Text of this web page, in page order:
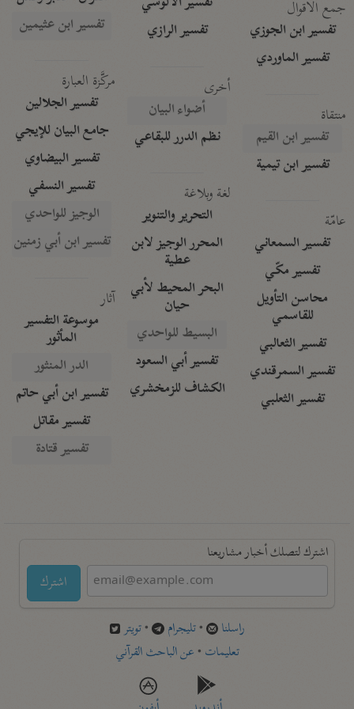
جمع الأقوال
تفسير ابن الجوزي
تفسير الماوردي
منتقاة
تفسير ابن القيم
تفسير ابن تيمية
عامّة
تفسير السمعاني
تفسير مكّي
محاسن التأويل
للقاسمي
تفسير الثعالبي
تفسير السمرقندي
تفسير الثعلبي
تفسير الرازي
أخرى
أضواء البيان
نظم الدرر للبقاعي
لغة وبلاغة
التحرير والتنوير
المحرر الوجيز لابن
عطية
البحر المحيط لأبي
حيان
البسيط للواحدي
تفسير أبي السعود
الكشاف للزمخشري
تفسير ابن عثيمين
مركَّزة العبارة
تفسير الجلالين
جامع البيان للإيجي
تفسير البيضاوي
تفسير النسفي
الوجيز للواحدي
تفسير ابن أبي زمنين
آثار
موسوعة التفسير
المأثور
الدر المنثور
تفسير ابن أبي حاتم
تفسير مقاتل
تفسير قتادة
اشترك لتصلك أخبار مشاريعنا
اشترك
راسلنا •تليجرام •تويتر
تعليمات •عن الباحث القرآني